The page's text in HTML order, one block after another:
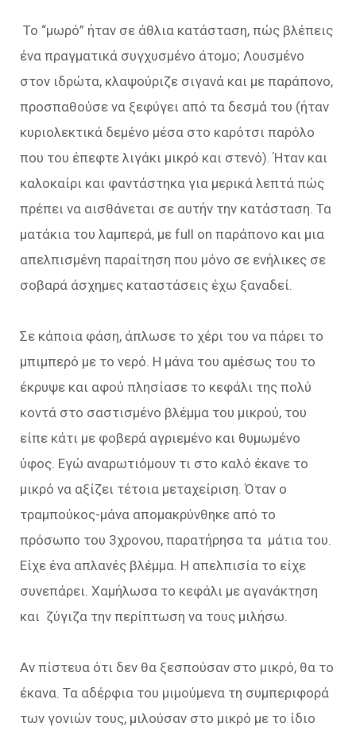
Το “μωρό” ήταν σε άθλια κατάσταση, πώς βλέπεις
ένα πραγματικά συγχυσμένο άτομο; Λουσμένο
στον ιδρώτα, κλαψούριζε σιγανά και με παράπονο,
προσπαθούσε να ξεφύγει από τα δεσμά του (ήταν
κυριολεκτικά δεμένο μέσα στο καρότσι παρόλο
που του έπεφτε λιγάκι μικρό και στενό). Ήταν και
καλοκαίρι και φαντάστηκα για μερικά λεπτά πώς
πρέπει να αισθάνεται σε αυτήν την κατάσταση. Τα
ματάκια του λαμπερά, με full on παράπονο και μια
απελπισμένη παραίτηση που μόνο σε ενήλικες σε
σοβαρά άσχημες καταστάσεις έχω ξαναδεί.
Σε κάποια φάση, άπλωσε το χέρι του να πάρει το
μπιμπερό με το νερό. Η μάνα του αμέσως του το
έκρυψε και αφού πλησίασε το κεφάλι της πολύ
κοντά στο σαστισμένο βλέμμα του μικρού, του
είπε κάτι με φοβερά αγριεμένο και θυμωμένο
ύφος. Εγώ αναρωτιόμουν τι στο καλό έκανε το
μικρό να αξίζει τέτοια μεταχείριση. Όταν ο
τραμπούκος-μάνα απομακρύνθηκε από το
πρόσωπο του 3χρονου, παρατήρησα τα μάτια του.
Είχε ένα απλανές βλέμμα. Η απελπισία το είχε
συνεπάρει. Χαμήλωσα το κεφάλι με αγανάκτηση
και ζύγιζα την περίπτωση να τους μιλήσω.
Αν πίστευα ότι δεν θα ξεσπούσαν στο μικρό, θα το
έκανα. Τα αδέρφια του μιμούμενα τη συμπεριφορά
των γονιών τους, μιλούσαν στο μικρό με το ίδιο